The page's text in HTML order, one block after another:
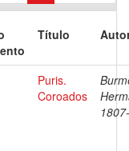
Título
Puris.
Coroados